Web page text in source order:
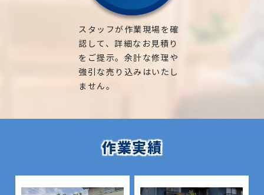
スタッフが作業現場を確
認して、詳細なお見積り
をご提示。余計な修理や
強引な売り込みはいたし
ません。
作業実績